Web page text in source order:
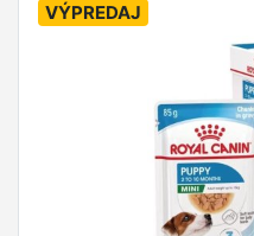
VÝPREDAJ